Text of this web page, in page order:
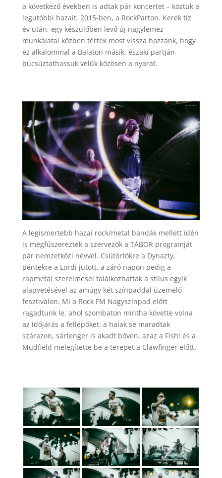
a következő években is adtak pár koncertet – köztük a
legutóbbi hazait, 2015-ben, a RockParton. Kerek tíz
év után, egy készülőben levő új nagylemez
munkálatai közben tértek most vissza hozzánk, hogy
ez alkalommal a Balaton másik, északi partján
búcsúztathassuk velük közösen a nyarat.
A legismertebb hazai rock/metal bandák mellett idén
is megfűszerezték a szervezők a TÁBOR programját
pár nemzetközi névvel. Csütörtökre a Dynazty,
péntekre a Lordi jutott, a záró napon pedig a
rapmetal szerelmesei találkozhattak a stílus egyik
alapvetésével az amúgy két színpaddal üzemelő
fesztiválon. Mi a Rock FM Nagyszínpad előtt
ragadtunk le, ahol szombaton mintha követte volna
az időjárás a fellépőket: a halak se maradtak
szárazon, sártenger is akadt bőven, azaz a Fish! és a
Mudfield melegítette be a terepet a Clawfinger előtt.